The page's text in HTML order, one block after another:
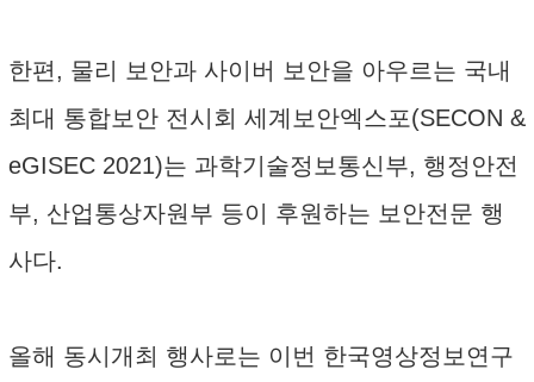
한편, 물리 보안과 사이버 보안을 아우르는 국내
최대 통합보안 전시회 세계보안엑스포(SECON &
eGISEC 2021)는 과학기술정보통신부, 행정안전
부, 산업통상자원부 등이 후원하는 보안전문 행
사다.
올해 동시개최 행사로는 이번 한국영상정보연구